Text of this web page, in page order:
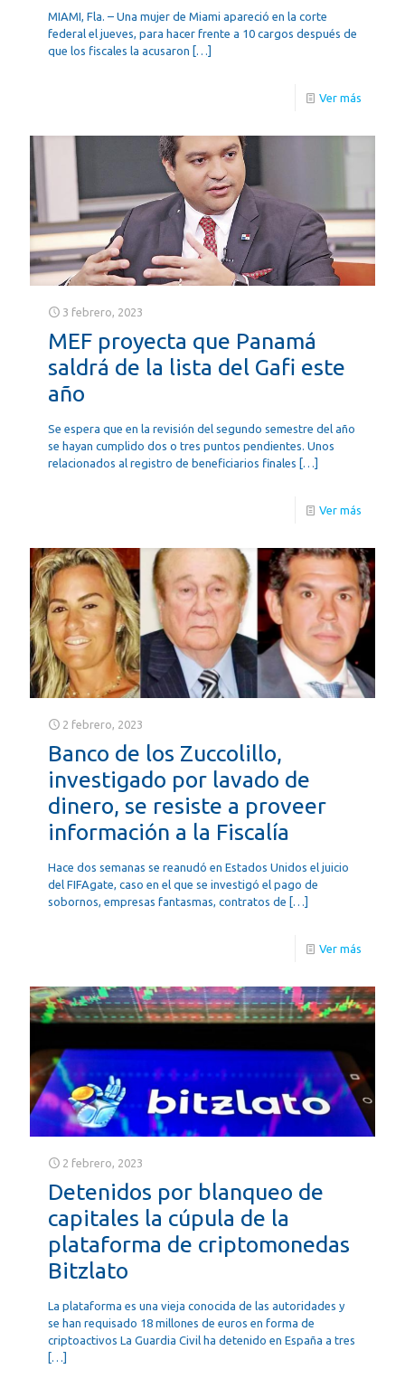
MIAMI, Fla. – Una mujer de Miami apareció en la corte
federal el jueves, para hacer frente a 10 cargos después de
que los fiscales la acusaron […]
Ver más
3 febrero, 2023
MEF proyecta que Panamá
saldrá de la lista del Gafi este
año
Se espera que en la revisión del segundo semestre del año
se hayan cumplido dos o tres puntos pendientes. Unos
relacionados al registro de beneficiarios finales […]
Ver más
2 febrero, 2023
Banco de los Zuccolillo,
investigado por lavado de
dinero, se resiste a proveer
información a la Fiscalía
Hace dos semanas se reanudó en Estados Unidos el juicio
del FIFAgate, caso en el que se investigó el pago de
sobornos, empresas fantasmas, contratos de […]
Ver más
2 febrero, 2023
Detenidos por blanqueo de
capitales la cúpula de la
plataforma de criptomonedas
Bitzlato
La plataforma es una vieja conocida de las autoridades y
se han requisado 18 millones de euros en forma de
criptoactivos La Guardia Civil ha detenido en España a tres
[…]